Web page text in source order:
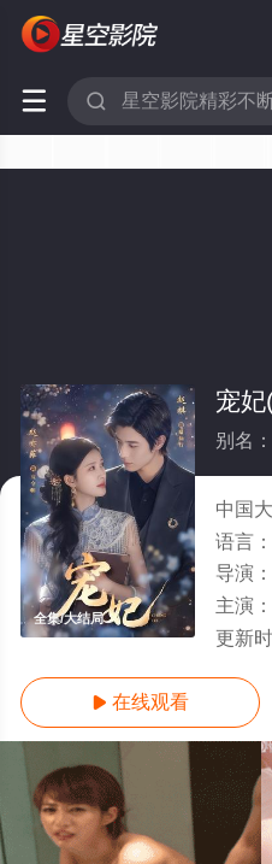
 
全集/大结局
宠妃
别名
中国
语言：
导演：
主演：
更新时
 在线观看